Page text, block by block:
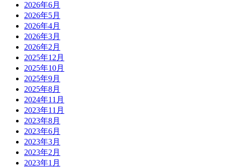
2026年6月
2026年5月
2026年4月
2026年3月
2026年2月
2025年12月
2025年10月
2025年9月
2025年8月
2024年11月
2023年11月
2023年8月
2023年6月
2023年3月
2023年2月
2023年1月